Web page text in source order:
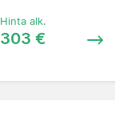
Hinta alk.
303 €